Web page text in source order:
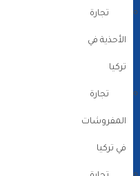
تجارة
الأحذية في
تركيا
تجارة
المفروشات
في تركيا